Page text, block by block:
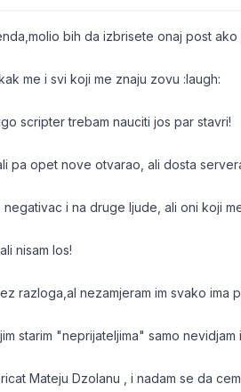
bih da izbrisete onaj post
me i svi koji me znaju zovu :laugh:
scripter trebam nauciti jos par stavri!
pa opet nove otvarao, ali dosta
i na druge ljude, ali oni koji
nisam los!
razloga,al nezamjeram im svako ima
starim "neprijateljima" samo nevidjam
Mateju Dzolanu , i nadam se da